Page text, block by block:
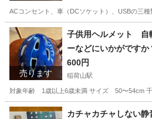
ACコンセント、車（DCソケット）、USBの三
長野 千曲市 稲荷山駅 その他
売ります
子供用ヘルメット 自
ーなどにいかがですか
600円
稲荷山駅
対象年齢 1歳以上6歳未満 サイズ 50〜54cm
長野 千曲市 稲荷山駅 その他
カチャカチャしない